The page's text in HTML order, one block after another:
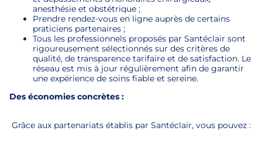
anesthésie et obstétrique ;
Prendre rendez-vous en ligne auprès de certains
praticiens partenaires ;
Tous les professionnels proposés par Santéclair sont
rigoureusement sélectionnés sur des critères de
qualité, de transparence tarifaire et de satisfaction. Le
réseau est mis à jour régulièrement afin de garantir
une expérience de soins fiable et sereine.
Des économies concrètes :
Grâce aux partenariats établis par Santéclair, vous pouvez :